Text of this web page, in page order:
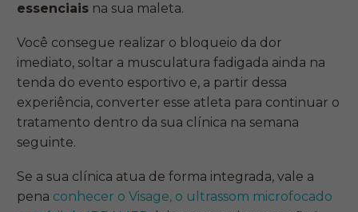
essenciais na sua maleta.
Você consegue realizar o bloqueio da dor
imediato, soltar a musculatura fadigada ainda na
tenda do evento esportivo e, a partir dessa
experiência, converter esse atleta para continuar o
tratamento dentro da sua clínica na semana
seguinte.
Se a sua clínica atua de forma integrada, vale a
pena conhecer o Visage, o ultrassom microfocado